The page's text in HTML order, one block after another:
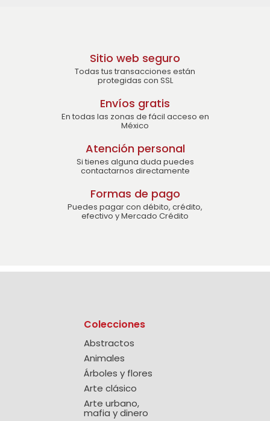
Sitio web seguro
Todas tus transacciones están
protegidas con SSL
Envíos gratis
En todas las zonas de fácil acceso en
México
Atención personal
Si tienes alguna duda puedes
contactarnos directamente
Formas de pago
Puedes pagar con débito, crédito,
efectivo y Mercado Crédito
Colecciones
Abstractos
Animales
Árboles y flores
Arte clásico
Arte urbano,
mafia y dinero